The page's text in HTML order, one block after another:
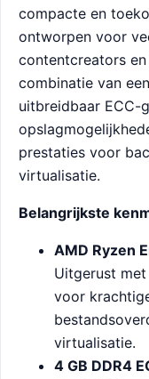
compacte en
ontworpen voor
contentcreators
combinatie van
uitbreidbaar ECC-
prestaties voor
virtualisatie.
Belangrijkste
AMD Ryzen
Uitgerust
voor
virtualisatie.
4 GB DDR4